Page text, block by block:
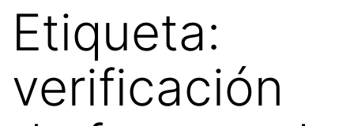
Etiqueta:
verificación